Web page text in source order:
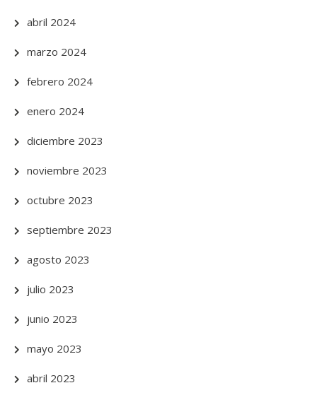
abril 2024
marzo 2024
febrero 2024
enero 2024
diciembre 2023
noviembre 2023
octubre 2023
septiembre 2023
agosto 2023
julio 2023
junio 2023
mayo 2023
abril 2023